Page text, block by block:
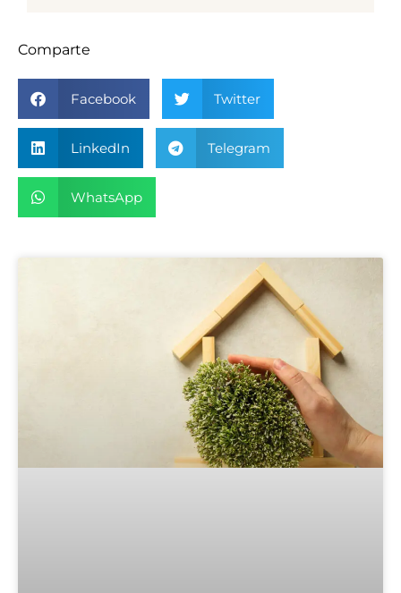
Comparte
Facebook Twitter
LinkedIn Telegram
WhatsApp